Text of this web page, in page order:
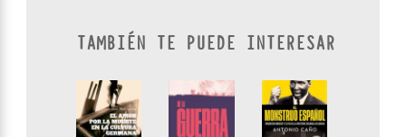
TAMBIÉN TE PUEDE INTERESAR